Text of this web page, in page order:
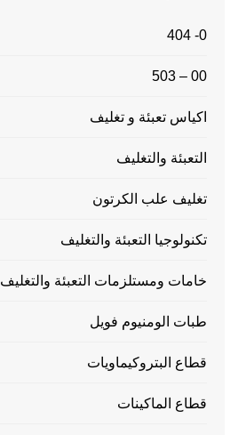
0- 404
00 – 503
اكياس تعبئة و تغليف
التعبئة والتغليف
تغليف علب الكرتون
تكنولوجيا التعبئة والتغليف
خامات ومستلزمات التعبئة والتغليف
طبات الومنيوم فويل
قطاع البتروكيماويات
قطاع الماكينات